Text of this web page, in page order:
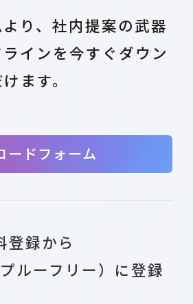
り、社内提案の武器
インを今すぐダウン
ます。
ードフォーム
録から
ルーフリー）に登録